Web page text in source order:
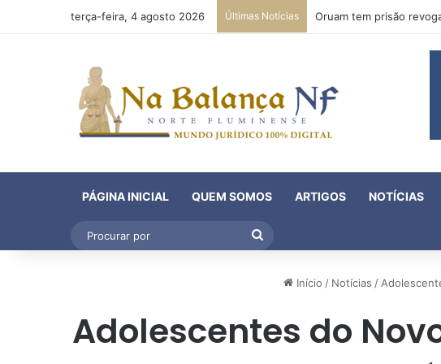
terça-feira, 4 agosto 2026 Últimas Notícias
PÁGINA INICIAL QUEM SOMOS ARTIGOS NOTÍCIAS
Início / Notícias /
Adolescentes do